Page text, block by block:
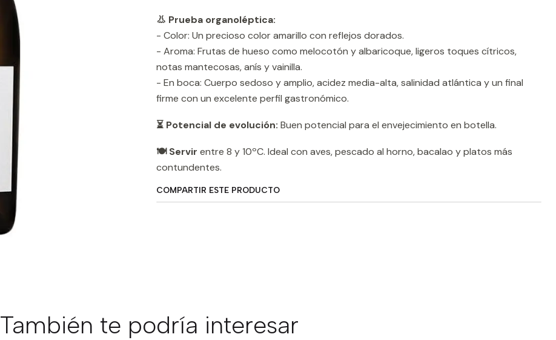
👃 Prueba organoléptica:
- Color: Un precioso color amarillo con reflejos dorados.
- Aroma: Frutas de hueso como melocotón y albaricoque, ligeros toques cítricos,
notas mantecosas, anís y vainilla.
- En boca: Cuerpo sedoso y amplio, acidez media-alta, salinidad atlántica y un final
firme con un excelente perfil gastronómico.
⏳ Potencial de evolución: Buen potencial para el envejecimiento en botella.
🍽️ Servir entre 8 y 10ºC. Ideal con aves, pescado al horno, bacalao y platos más
contundentes.
COMPARTIR ESTE PRODUCTO
También te podría interesar